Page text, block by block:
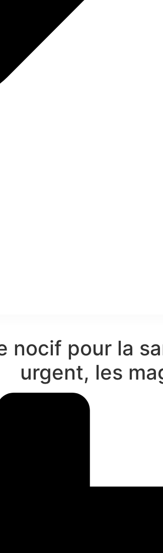
nocif pour la
urgent, les